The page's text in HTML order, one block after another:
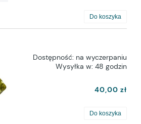
Do koszyka
Dostępność: na wyczerpaniu
Wysyłka w: 48 godzin
40,00 zł
Do koszyka